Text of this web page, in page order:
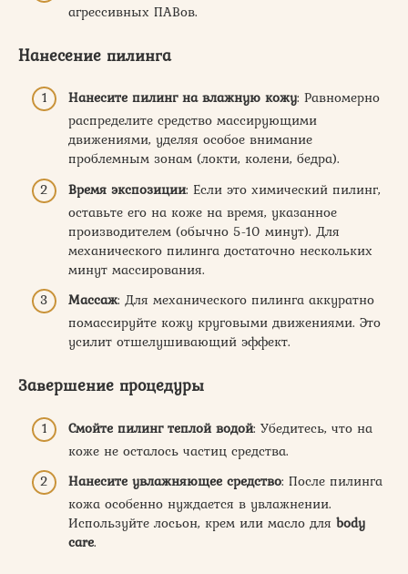
агрессивных ПАВов.
Нанесение пилинга
Нанесите пилинг на влажную кожу: Равномерно
распределите средство массирующими
движениями, уделяя особое внимание
проблемным зонам (локти, колени, бедра).
Время экспозиции: Если это химический пилинг,
оставьте его на коже на время, указанное
производителем (обычно 5-10 минут). Для
механического пилинга достаточно нескольких
минут массирования.
Массаж: Для механического пилинга аккуратно
помассируйте кожу круговыми движениями. Это
усилит отшелушивающий эффект.
Завершение процедуры
Смойте пилинг теплой водой: Убедитесь, что на
коже не осталось частиц средства.
Нанесите увлажняющее средство: После пилинга
кожа особенно нуждается в увлажнении.
Используйте лосьон, крем или масло для body
care.